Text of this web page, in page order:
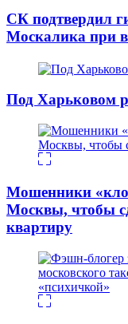
СК подтвердил
Москалика при
Под Харьковом
Мошенники
Москвы, чтобы
квартиру